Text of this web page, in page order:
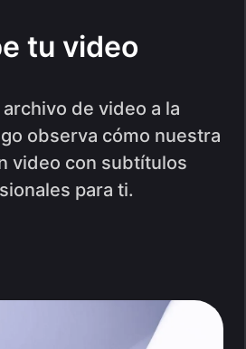
tu video
de video a la
observa cómo nuestra
video con subtítulos
para ti.